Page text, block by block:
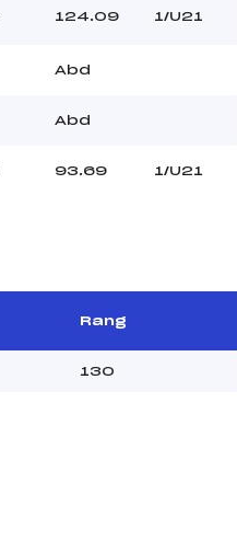
124.09 1/U21
Abd
Abd
93.69 1/U21
Rang
130